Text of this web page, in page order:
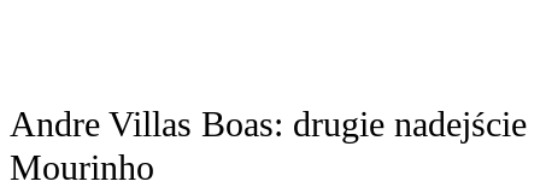
Andre Villas Boas: drugie nadejście
Mourinho